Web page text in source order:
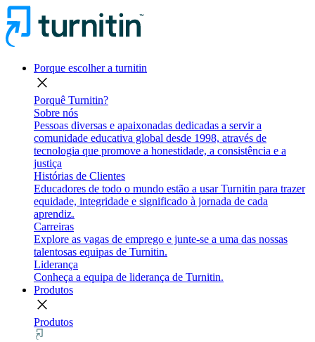
Porque escolher a turnitin
close
Porquê Turnitin?
Sobre nós
Pessoas diversas e apaixonadas dedicadas a servir a
comunidade educativa global desde 1998, através de
tecnologia que promove a honestidade, a consistência e a
justiça
Histórias de Clientes
Educadores de todo o mundo estão a usar Turnitin para trazer
equidade, integridade e significado à jornada de cada
aprendiz.
Carreiras
Explore as vagas de emprego e junte-se a uma das nossas
talentosas equipas de Turnitin.
Liderança
Conheça a equipa de liderança de Turnitin.
Produtos
close
Produtos